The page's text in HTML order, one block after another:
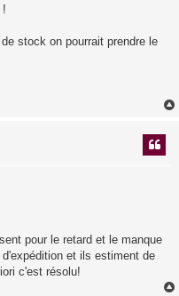
!
stock on pourrait prendre le
pour le retard et le manque
et ils estiment de
c'est résolu!